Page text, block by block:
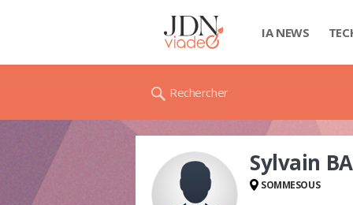
IA NEWS
Rechercher
Sylvain
SOMMESOUS